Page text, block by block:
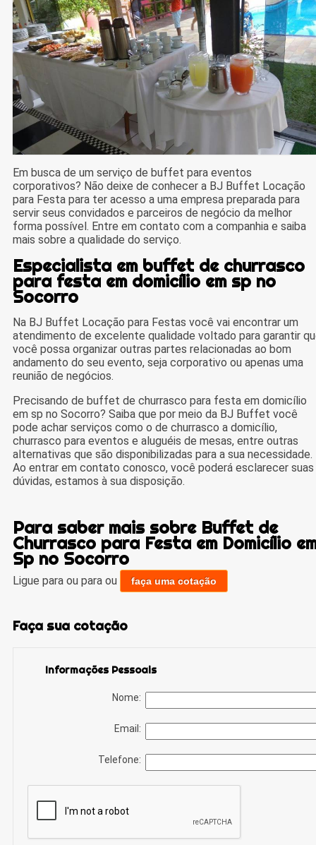
Em busca de um serviço de buffet para eventos
corporativos? Não deixe de conhecer a BJ Buffet Locação
para Festa para ter acesso a uma empresa preparada para
servir seus convidados e parceiros de negócio da melhor
forma possível. Entre em contato com a companhia e saiba
mais sobre a qualidade do serviço.
Especialista em buffet de churrasco
para festa em domicílio em sp no
Socorro
Na BJ Buffet Locação para Festas você vai encontrar um
atendimento de excelente qualidade voltado para garantir
você possa organizar outras partes relacionadas ao bom
andamento do seu evento, seja corporativo ou apenas uma
reunião de negócios.
Precisando de buffet de churrasco para festa em domicílio
em sp no Socorro? Saiba que por meio da BJ Buffet você
pode achar serviços como o de churrasco a domicílio,
churrasco para eventos e aluguéis de mesas, entre outras
alternativas que são disponibilizadas para a sua necessidade.
Ao entrar em contato conosco, você poderá esclarecer suas
dúvidas, estamos à sua disposição.
Para saber mais sobre Buffet de
Churrasco para Festa em Domicílio
Sp no Socorro
Ligue para ou para ou faça uma cotação
Faça sua cotação
Informações Pessoais
Nome:
Email:
Telefone: